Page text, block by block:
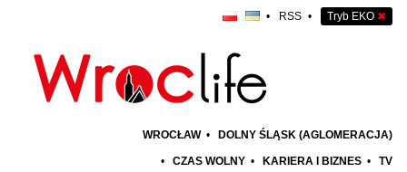
• RSS • Tryb EKO ✖
WROCŁAW • DOLNY ŚLĄSK (AGLOMERACJA)
• CZAS WOLNY • KARIERA I BIZNES • TV